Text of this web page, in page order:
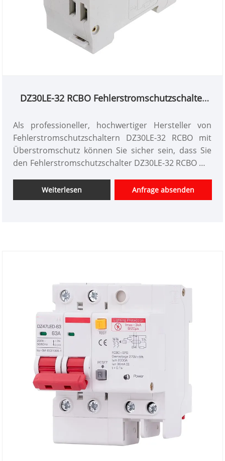
mm² und darunterliegende Drähte
■Anschlussklemmen: Schraubklemmen
■Verkabelungsmethode:
Säulenverkabelungsmethode
■Anzugsdrehmoment: 2N. M
DZ30LE-32 RCBO Fehlerstromschutzschalter
Als professioneller, hochwertiger Hersteller von
Fehlerstromschutzschaltern DZ30LE-32 RCBO mit
Überstromschutz können Sie sicher sein, dass Sie
den Fehlerstromschutzschalter DZ30LE-32 RCBO mit
bieten Ihnen den besten Kundendienst und eine
pünktliche Lieferung. Der Miniatur-
Volumen und eine hohe Schaltleistung aus.
Gleichzeitig wird der Null-/stromführende Draht
durchtrennt, und selbst wenn der Draht umgekehrt
angeschlossen ist, verfügt er immer noch über
einen Stromleckschutz. Das Produkt entspricht den
Standards IEC1009.1, GB16917.1 usw.
Weiterlesen Anfrage absenden